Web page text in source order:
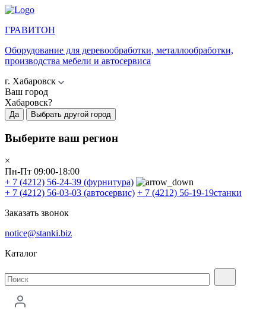
ГРАВИТОН
Оборудование для деревообработки, металлообработки,
производства мебели и автосервиса
г. Хабаровск
Ваш город
Хабаровск?
Да Выбрать другой город
Выберите ваш регион
×
Пн-Пт 09:00-18:00
+ 7 (4212) 56-24-39 (фурнитура)
+ 7 (4212) 56-03-03 (автосервис) + 7 (4212) 56-19-19станки
Заказать звонок
notice@stanki.biz
Каталог